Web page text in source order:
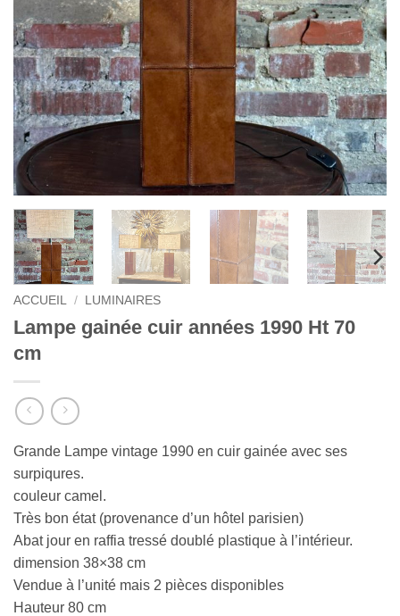
ACCUEIL / LUMINAIRES
Lampe gainée cuir années 1990 Ht 70
cm
Grande Lampe vintage 1990 en cuir gainée avec ses
surpiqures.
couleur camel.
Très bon état (provenance d’un hôtel parisien)
Abat jour en raffia tressé doublé plastique à l’intérieur.
dimension 38×38 cm
Vendue à l’unité mais 2 pièces disponibles
Hauteur 80 cm